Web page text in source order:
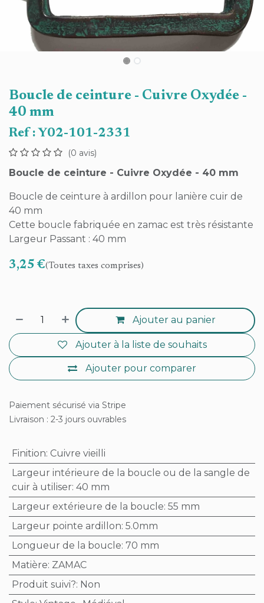
Boucle de ceinture - Cuivre Oxydée -
40 mm
Ref : Y02-101-2331
(0 avis)
Boucle de ceinture - Cuivre Oxydée - 40 mm
Boucle de ceinture à ardillon pour lanière cuir de
40 mm
Cette boucle fabriquée en zamac est très résistante
Largeur Passant : 40 mm
3,25 €(Toutes taxes comprises)
Ajouter au panier
Ajouter pour comparer
Ajouter à la liste de souhaits
Paiement sécurisé via Stripe
Livraison : 2-3 jours ouvrables
Finition: Cuivre vieilli
Largeur intérieure de la boucle ou de la sangle de
cuir à utiliser: 40 mm
Largeur extérieure de la boucle: 55 mm
Largeur pointe ardillon: 5.0mm
Longueur de la boucle: 70 mm
Matière: ZAMAC
Produit suivi?: Non